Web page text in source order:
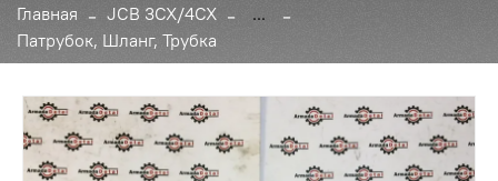
Главная JCB 3CX/4CX
...
Патрубок, Шланг, Трубка